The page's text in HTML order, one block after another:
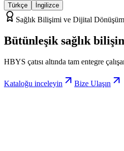
Türkçe İngilizce
Sağlık Bilişimi ve Dijital
Bütünleşik sağlık
HBYS çatısı altında tam entegre
Kataloğu inceleyin Bize Ulaşın